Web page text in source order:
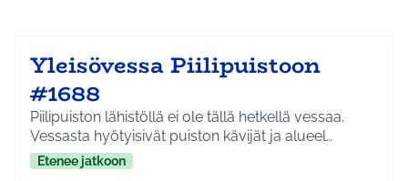
Yleisövessa Piilipuistoon
#1688
Piilipuiston lähistöllä ei ole tällä hetkellä vessaa.
Vessasta hyötyisivät puiston kävijät ja alueel…
Etenee jatkoon